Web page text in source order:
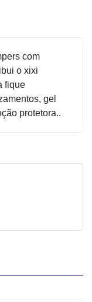
com
o xixi
fique
gel
protetora..